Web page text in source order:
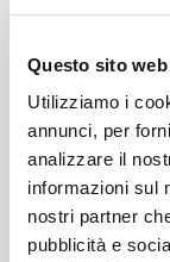
Questo sito
Utilizziamo i
annunci, per
analizzare il
informazioni sul
nostri partner
pubblicità e
Ça me
Poupie, Jahyanaï
Formati